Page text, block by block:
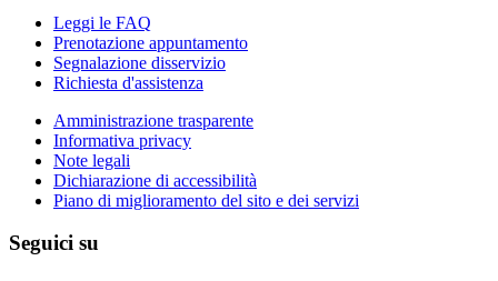
Leggi le FAQ
Prenotazione appuntamento
Segnalazione disservizio
Richiesta d'assistenza
Amministrazione trasparente
Informativa privacy
Note legali
Dichiarazione di accessibilità
Piano di miglioramento del sito e dei servizi
Seguici su